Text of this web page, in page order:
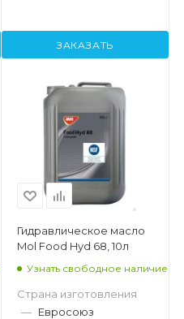
ЗАКАЗАТЬ
Гидравлическое масло
Mol Food Hyd 68, 10л
Узнать свободное наличие
Страна изготовления
— Евросоюз